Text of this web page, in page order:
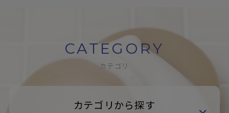
CATEGORY
カテゴリ
カテゴリから探す